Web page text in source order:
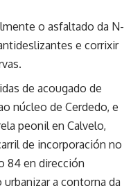
o asfaltado da N-
e corrixir
de acougado de
núcleo de Cerdedo, e
peonil en Calvelo,
de incorporación no
84 en dirección
a contorna da